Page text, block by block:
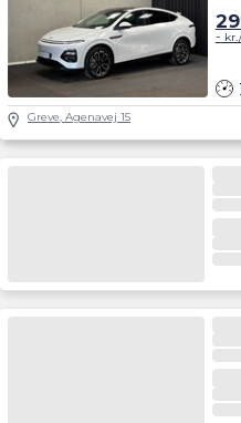
-
Greve, Agenavej 15